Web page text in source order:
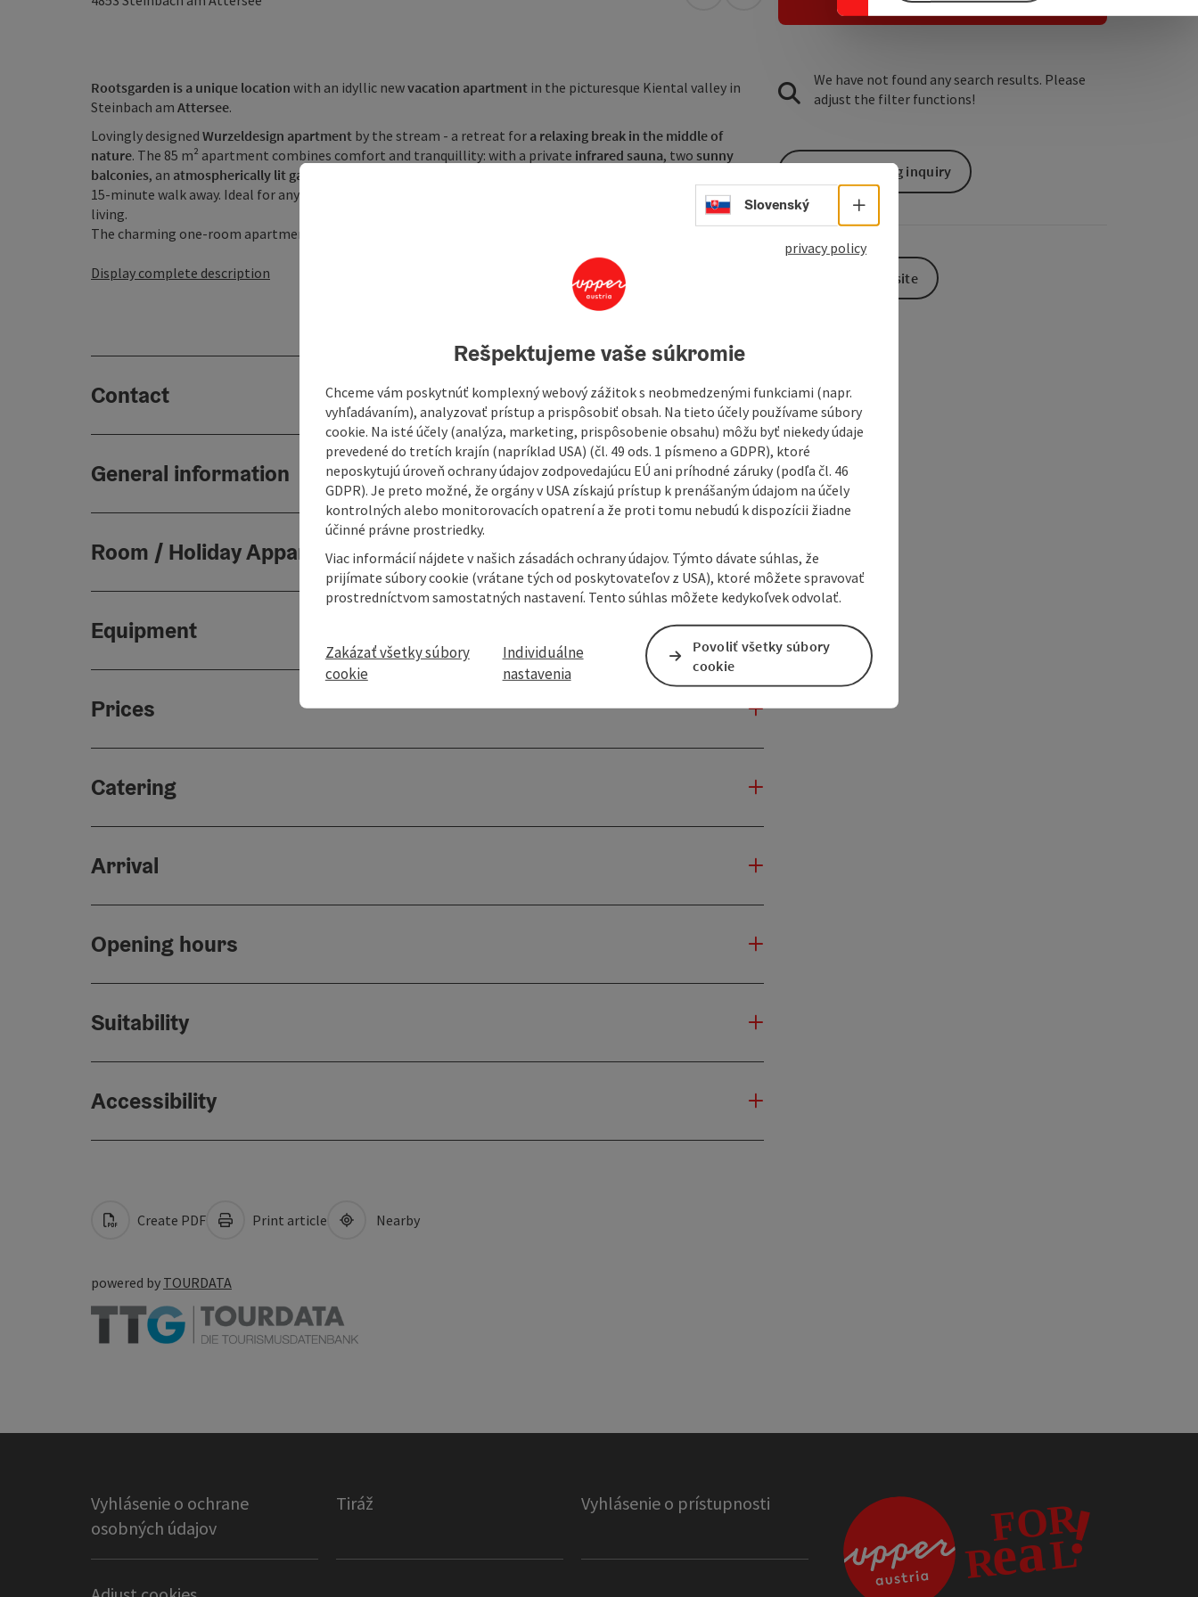
Rootsgarden is a unique location with an idyllic newvacation apartment in the picturesque Kiental valley in
Steinbach am Attersee.
Lovingly designed Wurzeldesign apartment by the stream - a retreat for a relaxing break in the middle of
nature. The 85 m² apartment combines comfort and tranquillity: with a private infrared sauna, two sunny
balconies, an atmospherically lit garden
15-minute walk away. Ideal for anyone who wants to combine relaxation close to nature with comfortable
living.
The charming one-room apartment is located on the second ...
Display complete description
Contact
General information
Room / Holiday Appartement
Equipment
Prices
Catering
Arrival
Opening hours
Suitability
Accessibility
We have not found any search results. Please
adjust the filter functions!
non-binding inquiry
To the website
Create PDF Print article Nearby
powered by TOURDATA
Vyhlásenie o ochrane
osobných údajov
Tiráž Vyhlásenie o prístupnosti
Select language - Open menu
Slovenský
privacy policy
Rešpektujeme vaše súkromie
Chceme vám poskytnúť komplexný webový zážitok s neobmedzenými funkciami (napr.
vyhľadávaním), analyzovať prístup a prispôsobiť obsah. Na tieto účely používame súbory
cookie. Na isté účely (analýza, marketing, prispôsobenie obsahu) môžu byť niekedy údaje
prevedené do tretích krajín (napríklad USA) (čl. 49 ods. 1 písmeno a GDPR), ktoré
neposkytujú úroveň ochrany údajov zodpovedajúcu EÚ ani príhodné záruky (podľa čl. 46
GDPR). Je preto možné, že orgány v USA získajú prístup k prenášaným údajom na účely
kontrolných alebo monitorovacích opatrení a že proti tomu nebudú k dispozícii žiadne
účinné právne prostriedky.
Viac informácií nájdete v našich zásadách ochrany údajov. Týmto dávate súhlas, že
prijímate súbory cookie (vrátane tých od poskytovateľov z USA), ktoré môžete spravovať
prostredníctvom samostatných nastavení. Tento súhlas môžete kedykoľvek odvolať.
Zakázať všetky súbory
cookie
Individuálne
nastavenia
Povoliť všetky súbory
cookie